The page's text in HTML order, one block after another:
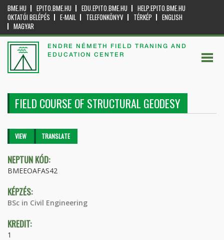
BME.HU EPITO.BME.HU EDU.EPITO.BME.HU
HELP.EPITO.BME.HU
OKTATÓI BELÉPÉS
E-MAIL TELEFONKÖNYV TÉRKÉP
ENGLISH
MAGYAR
ENDRE NÉMETH FIELD TRANING AND
EDUCATION CENTER
FIELD COURSE OF STRUCTURAL GEODESY
Primary tabs
VIEW (ACTIVETRANSLATE
NEPTUN KÓD:
BMEEOAFAS42
KÉPZÉS:
BSc in Civil Engineering
KREDIT:
1